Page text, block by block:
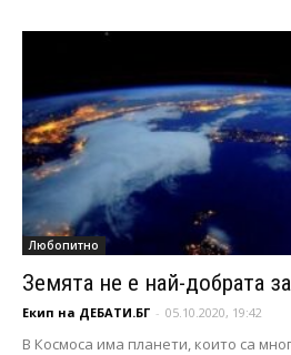
Любопитно
Земята не е най-добрата
Екип на ДЕБАТИ.БГ - 05.10.2020, 19:42
В Космоса има планети, които са